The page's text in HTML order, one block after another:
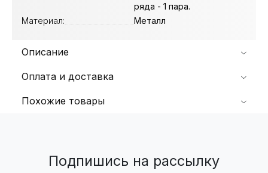
ряда - 1 пара.
Материал:
Металл
Описание
Оплата и доставка
Похожие товары
Подпишись на рассылку